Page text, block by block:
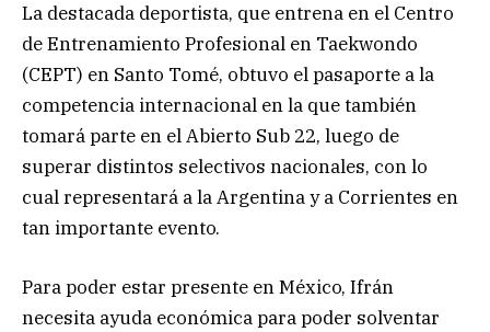
La destacada deportista, que entrena en el Centro
de Entrenamiento Profesional en Taekwondo
(CEPT) en Santo Tomé, obtuvo el pasaporte a la
competencia internacional en la que también
tomará parte en el Abierto Sub 22, luego de
superar distintos selectivos nacionales, con lo
cual representará a la Argentina y a Corrientes en
tan importante evento.
Para poder estar presente en México, Ifrán
necesita ayuda económica para poder solventar